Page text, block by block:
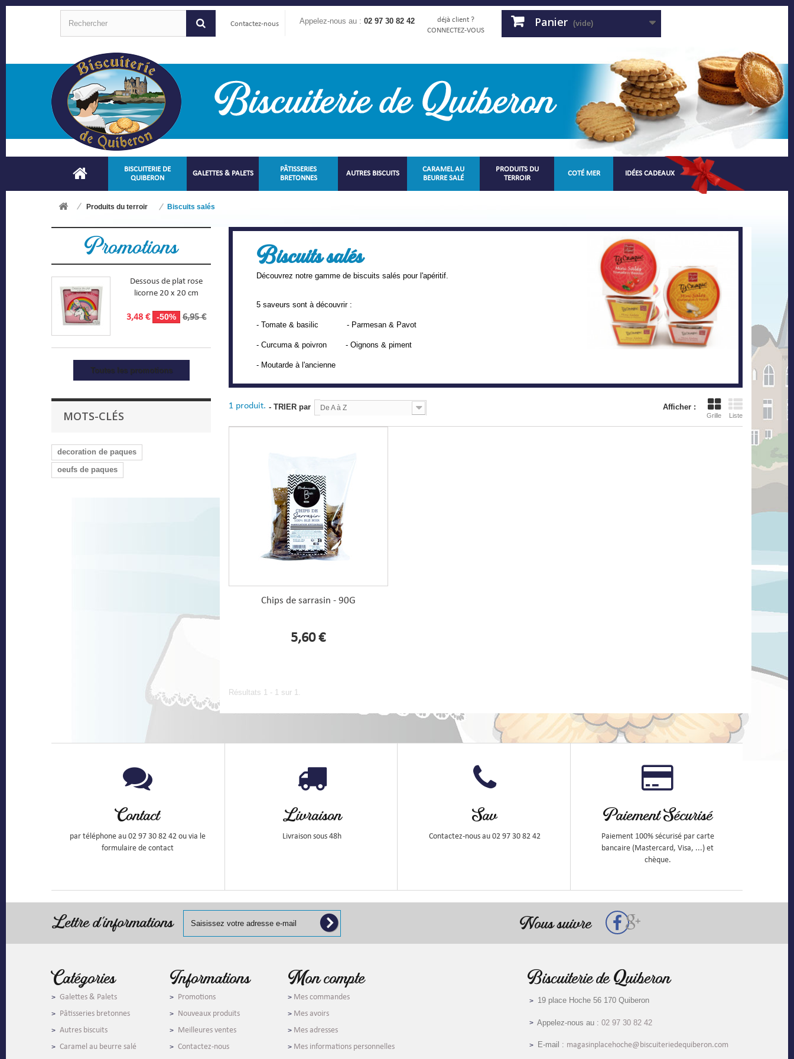
Contactez-nous Appelez-nous au : 02 97 30 82 42
déjà client ?
CONNECTEZ-VOUS
Panier (vide)
BISCUITERIE DE
QUIBERON
GALETTES & PALETS
PÂTISSERIES
BRETONNES
AUTRES BISCUITS
CARAMEL AU
BEURRE SALÉ
PRODUITS DU
TERROIR
COTÉ MER IDÉES CADEAUX
Produits du terroir Biscuits salés
Promotions
Dessous de plat rose
licorne 20 x 20 cm
3,48 € -50% 6,95 €
Toutes les promotions
MOTS-CLÉS
decoration de paques
oeufs de paques
Biscuits salés
Découvrez notre gamme de biscuits salés pour l'apéritif.
5 saveurs sont à découvrir :
- Tomate & basilic - Parmesan & Pavot
- Curcuma & poivron - Oignons & piment
- Moutarde à l'ancienne
1 produit. Afficher :
Grille Liste
- TRIER par De A à Z
Chips de sarrasin - 90G
5,60 €
Résultats 1 - 1 sur 1.
Contact
par téléphone au 02 97 30 82 42 ou via le
formulaire de contact
Livraison
Livraison sous 48h
Sav
Contactez-nous au 02 97 30 82 42
Paiement Sécurisé
Paiement 100% sécurisé par carte
bancaire (Mastercard, Visa, ...) et
chèque.
Lettre d'informations Nous suivre
Catégories
Galettes & Palets
Pâtisseries bretonnes
Autres biscuits
Caramel au beurre salé
Informations
Promotions
Nouveaux produits
Meilleures ventes
Contactez-nous
Mon compte
Mes commandes
Mes avoirs
Mes adresses
Mes informations personnelles
Biscuiterie de Quiberon
19 place Hoche 56 170 Quiberon
Appelez-nous au : 02 97 30 82 42
E-mail : magasinplacehoche@biscuiteriedequiberon.com